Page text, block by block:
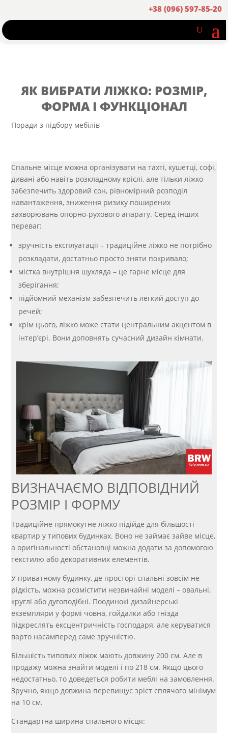
+38 (096) 597-85-20
ЯК ВИБРАТИ ЛІЖКО: РОЗМІР,
ФОРМА І ФУНКЦІОНАЛ
Поради з підбору мебілів
Спальне місце можна організувати на тахті, кушетці, софі,
дивані або навіть розкладному кріслі, але тільки ліжко
забезпечить здоровий сон, рівномірний розподіл
навантаження, зниження ризику поширених
захворювань опорно-рухового апарату. Серед інших
переваг:
зручність експлуатації – традиційне ліжко не потрібно
розкладати, достатньо просто зняти покривало;
містка внутрішня шухляда – це гарне місце для
зберігання;
підйомний механізм забезпечить легкий доступ до
речей;
крім цього, ліжко може стати центральним акцентом в
інтер’єрі. Вони доповнять сучасний дизайн кімнати.
ВИЗНАЧАЄМО ВІДПОВІДНИЙ
РОЗМІР І ФОРМУ
Традиційне прямокутне ліжко підійде для більшості
квартир у типових будинках. Воно не займає зайве місце,
а оригінальності обстановці можна додати за допомогою
текстилю або декоративних елементів.
У приватному будинку, де просторі спальні зовсім не
рідкість, можна розмістити незвичайні моделі – овальні,
круглі або дугоподібні. Поодинокі дизайнерські
екземпляри у формі човна, гойдалки або гнізда
підкреслять ексцентричність господаря, але керуватися
варто насамперед саме зручністю.
Більшість типових ліжок мають довжину 200 см. Але в
продажу можна знайти моделі і по 218 см. Якщо цього
недостатньо, то доведеться робити меблі на замовлення.
Зручно, якщо довжина перевищує зріст сплячого мінімум
на 10 см.
Стандартна ширина спального місця: